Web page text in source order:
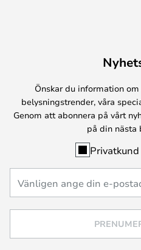
Önskar du information
belysningstrender, våra
Genom att abonnera på vårt
på din nästa
Privatkund